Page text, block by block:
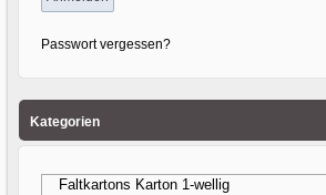
Passwort vergessen?
Kategorien
Faltkartons Karton 1-wellig